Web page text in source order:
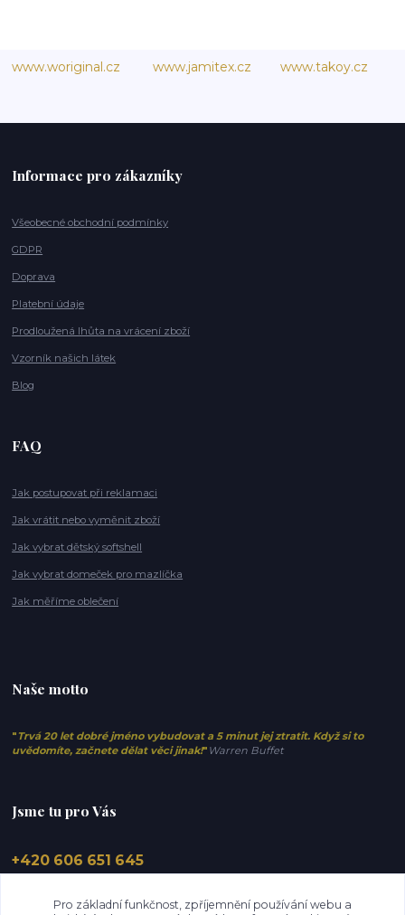
www.woriginal.cz www.jamitex.cz www.takoy.cz
Informace pro zákazníky
Všeobecné obchodní podmínky
GDPR
Doprava
Platební údaje
Prodloužená lhůta na vrácení zboží
Vzorník našich látek
Blog
FAQ
Jak postupovat při reklamaci
Jak vrátit nebo vyměnit zboží
Jak vybrat dětský softshell
Jak vybrat domeček pro mazlíčka
Jak měříme oblečení
Naše motto
" Trvá 20 let dobré jméno vybudovat a 5 minut jej ztratit. Když si to
uvědomíte, začnete dělat věci jinak!" Warren Buffet
Jsme tu pro Vás
+420 606 651 645
info@elfino.cz
Pro základní funkčnost, zpříjemnění používání webu a